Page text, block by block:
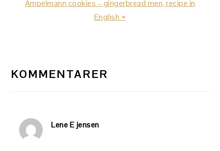
Next
Ampelmann cookies – gingerbread men, recipe in
English »
KOMMENTARER
Lene E jensen